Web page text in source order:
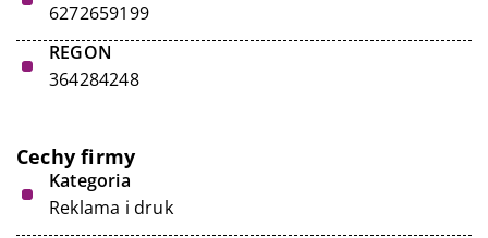
6272659199
REGON
364284248
Cechy firmy
Kategoria
Reklama i druk